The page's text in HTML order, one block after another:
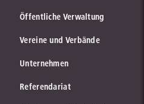
Öffentliche Verwaltung
Vereine und Verbände
Unternehmen
Referendariat